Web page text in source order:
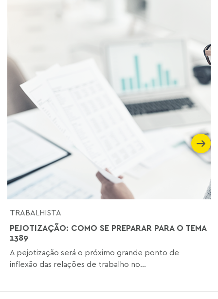
TRABALHISTA
PEJOTIZAÇÃO: COMO SE PREPARAR PARA O TEMA
1389
A pejotização será o próximo grande ponto de
inflexão das relações de trabalho no...